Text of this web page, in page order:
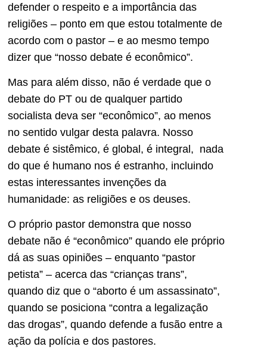
defender o respeito e a importância das
religiões – ponto em que estou totalmente de
acordo com o pastor – e ao mesmo tempo
dizer que “nosso debate é econômico”.
Mas para além disso, não é verdade que o
debate do PT ou de qualquer partido
socialista deva ser “econômico”, ao menos
no sentido vulgar desta palavra. Nosso
debate é sistêmico, é global, é integral, nada
do que é humano nos é estranho, incluindo
estas interessantes invenções da
humanidade: as religiões e os deuses.
O próprio pastor demonstra que nosso
debate não é “econômico” quando ele próprio
dá as suas opiniões – enquanto “pastor
petista” – acerca das “crianças trans”,
quando diz que o “aborto é um assassinato”,
quando se posiciona “contra a legalização
das drogas”, quando defende a fusão entre a
ação da polícia e dos pastores.